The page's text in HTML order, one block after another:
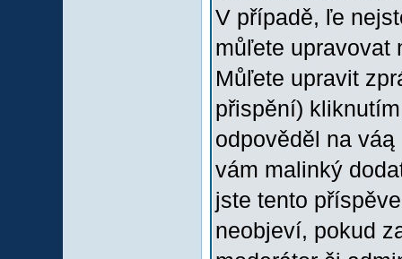
V případě, ľe
můľete upravovat
Můľete upravit
přispění)
odpověděl na
vám malinký
jste tento
neobjeví, pokud